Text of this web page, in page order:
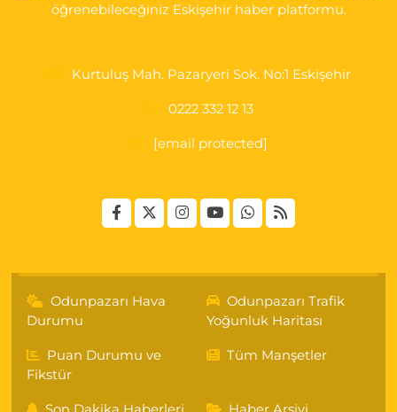
öğrenebileceğiniz Eskişehir haber platformu.
Kurtuluş Mah. Pazaryeri Sok. No:1 Eskişehir
0222 332 12 13
[email protected]
Odunpazarı Hava
Durumu
Odunpazarı Trafik
Yoğunluk Haritası
Puan Durumu ve
Fikstür
Tüm Manşetler